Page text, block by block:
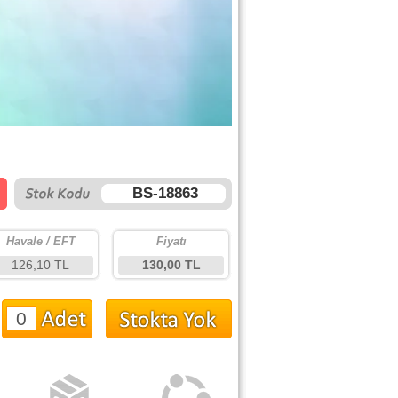
BS-18863
Fiyatı
130,00 TL
Havale / EFT
126,10 TL